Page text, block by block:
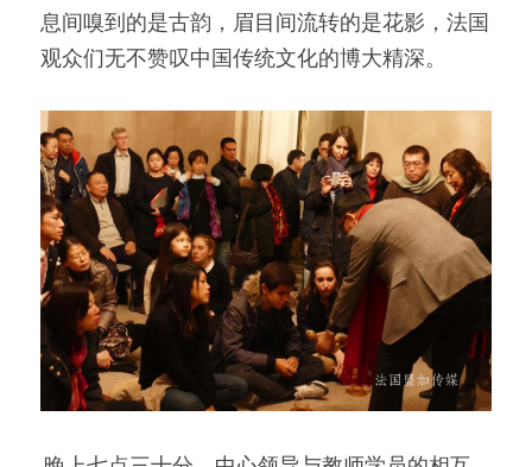
息间嗅到的是古韵，眉目间流转的是花影，法国
观众们无不赞叹中国传统文化的博大精深。